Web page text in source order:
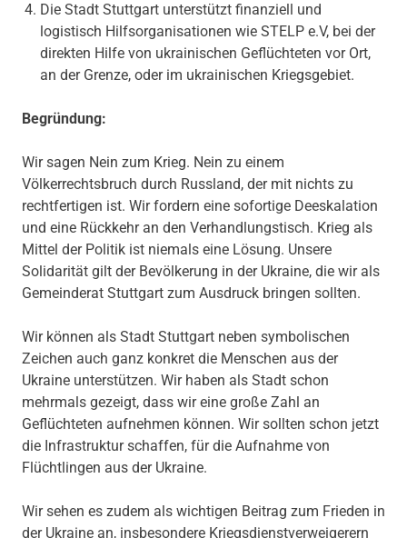
Die Stadt Stuttgart unterstützt finanziell und
logistisch Hilfsorganisationen wie STELP e.V, bei der
direkten Hilfe von ukrainischen Geflüchteten vor Ort,
an der Grenze, oder im ukrainischen Kriegsgebiet.
Begründung:
Wir sagen Nein zum Krieg. Nein zu einem
Völkerrechtsbruch durch Russland, der mit nichts zu
rechtfertigen ist. Wir fordern eine sofortige Deeskalation
und eine Rückkehr an den Verhandlungstisch. Krieg als
Mittel der Politik ist niemals eine Lösung. Unsere
Solidarität gilt der Bevölkerung in der Ukraine, die wir als
Gemeinderat Stuttgart zum Ausdruck bringen sollten.
Wir können als Stadt Stuttgart neben symbolischen
Zeichen auch ganz konkret die Menschen aus der
Ukraine unterstützen. Wir haben als Stadt schon
mehrmals gezeigt, dass wir eine große Zahl an
Geflüchteten aufnehmen können. Wir sollten schon jetzt
die Infrastruktur schaffen, für die Aufnahme von
Flüchtlingen aus der Ukraine.
Wir sehen es zudem als wichtigen Beitrag zum Frieden in
der Ukraine an, insbesondere Kriegsdienstverweigerern